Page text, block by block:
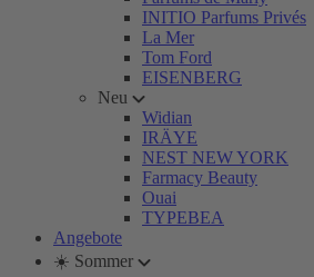
INITIO Parfums Privés
La Mer
Tom Ford
EISENBERG
Neu
Widian
IRÄYE
NEST NEW YORK
Farmacy Beauty
Ouai
TYPEBEA
Angebote
☀️ Sommer